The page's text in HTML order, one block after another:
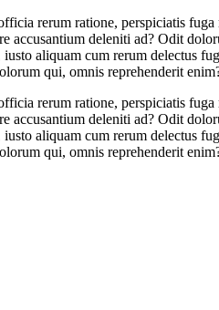
rerum ratione, perspiciatis
deleniti ad? Odit
aliquam cum rerum delectus
qui, omnis reprehenderit
rerum ratione, perspiciatis
deleniti ad? Odit
aliquam cum rerum delectus
qui, omnis reprehenderit